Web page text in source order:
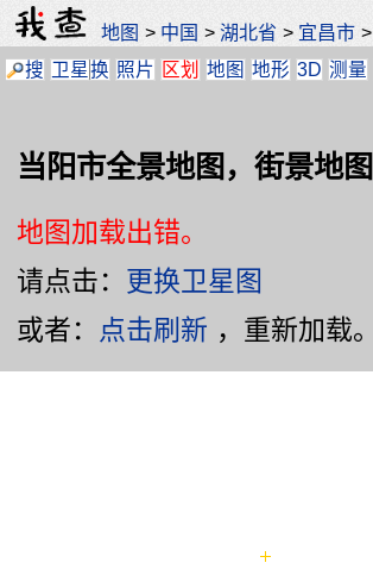
地图 > 中国 >湖北省 > 宜昌市 >
搜 卫星换 照片 区划 地图 地形 3D 测量
当阳市全景地图，街景地图
地图加载出错。
请点击： 更换卫星图
或者： 点击刷新 ，重新加载。